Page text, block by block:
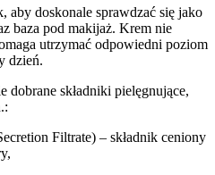
aby doskonale sprawdzać się jako
baza pod makijaż. Krem nie
utrzymać odpowiedni poziom
dzień.
dobrane składniki pielęgnujące,
Filtrate) – składnik ceniony